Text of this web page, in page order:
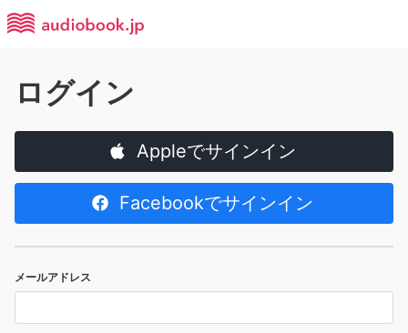
ログイン
Appleでサインイン
Facebookでサインイン
メールアドレス